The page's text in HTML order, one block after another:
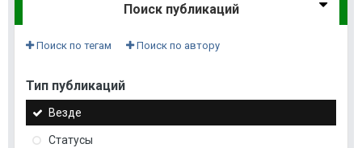
Поиск публикаций
Поиск по тегам Поиск по автору
Тип публикаций
Везде
Статусы